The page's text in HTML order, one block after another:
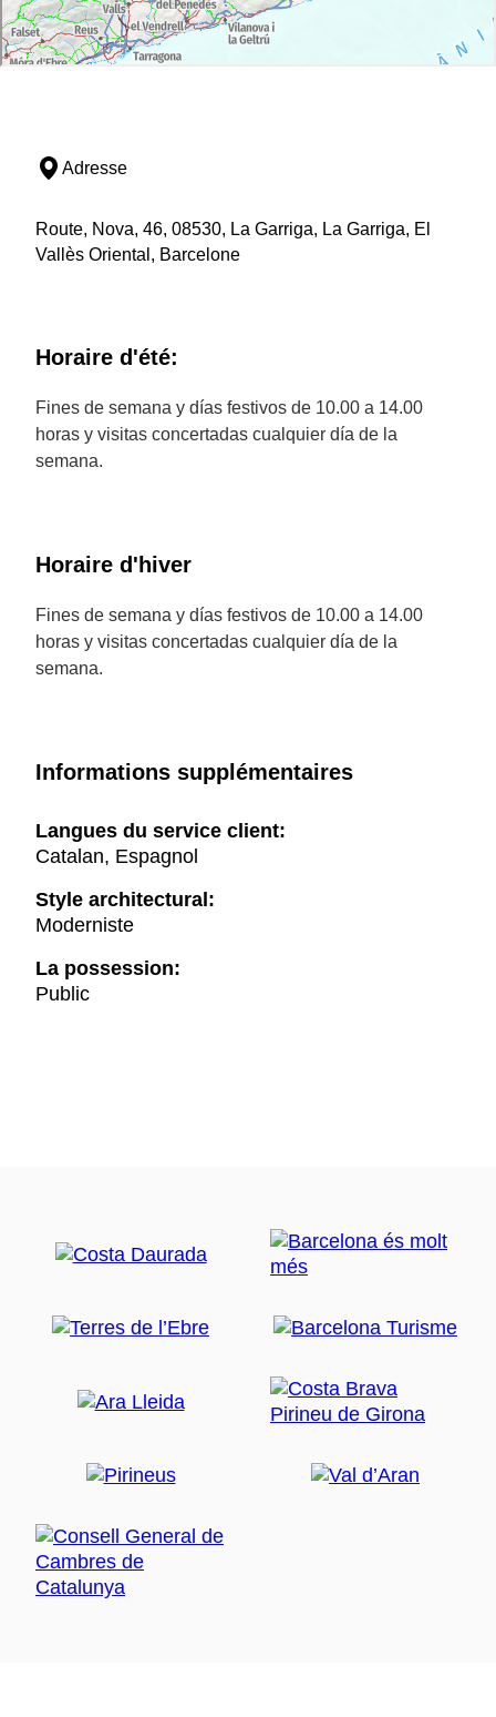
Adresse
Route, Nova, 46, 08530, La Garriga, La Garriga, El
Vallès Oriental, Barcelone
Horaire d'été:
Fines de semana y días festivos de 10.00 a 14.00
horas y visitas concertadas cualquier día de la
semana.
Horaire d'hiver
Fines de semana y días festivos de 10.00 a 14.00
horas y visitas concertadas cualquier día de la
semana.
Informations supplémentaires
Langues du service client:
Catalan, Espagnol
Style architectural:
Moderniste
La possession:
Public